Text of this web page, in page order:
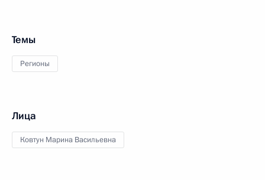
Темы
Регионы
Лица
Ковтун Марина Васильевна